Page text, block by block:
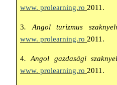
www. prolearning.ro 2011.
3. Angol turizmus
www. prolearning.ro 2011.
4. Angol gazdasági
www. prolearning.ro 2011.